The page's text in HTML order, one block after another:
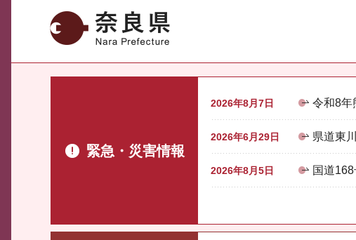
奈良県
緊急・災害情報
2026年8月7日 令和8年
2026年6月29日 県道東
2026年8月5日 国道